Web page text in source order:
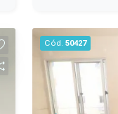
Cód. 50427